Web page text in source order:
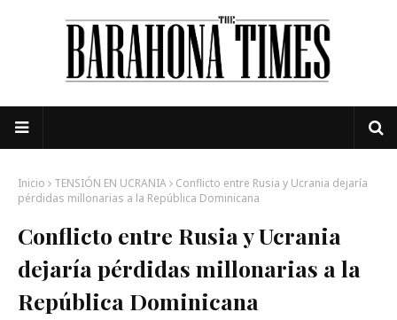
Inicio TENSIÓN EN UCRANIA
Conflicto entre Rusia y Ucrania dejaría
pérdidas millonarias a la República Dominicana
Conflicto entre Rusia y Ucrania
dejaría pérdidas millonarias a la
República Dominicana